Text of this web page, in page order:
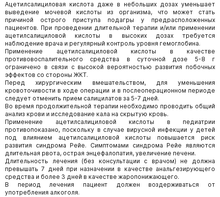
Ацетилсалициловая кислота даже в небольших дозах уменьшает
выведение мочевой кислоты из организма, что может стать
причиной острого приступа подагры у предрасположенных
пациентов. При проведении длительной терапии и/или применении
ацетилсалициловой кислоты в высоких дозах требуется
наблюдение врача и регулярный контроль уровня гемоглобина.
Применение ацетилсалициловой кислоты в качестве
противовоспалительного средства в суточной дозе 5-8 г
ограничено в связи с высокой вероятностью развития побочных
эффектов со стороны ЖКТ.
Перед хирургическим вмешательством, для уменьшения
кровоточивости в ходе операции и в послеоперационном периоде
следует отменить прием салицилатов за 5-7 дней.
Во время продолжительной терапии необходимо проводить общий
анализ крови и исследование кала на скрытую кровь.
Применение ацетилсалициловой кислоты в педиатрии
противопоказано, поскольку в случае вирусной инфекции у детей
под влиянием ацетилсалициловой кислоты повышается риск
развития синдрома Рейе. Симптомами синдрома Рейе являются
длительная рвота, острая энцефалопатия, увеличение печени.
Длительность лечения (без консультации с врачом) не должна
превышать 7 дней при назначении в качестве анальгезирующего
средства и более 3 дней в качестве жаропонижающего.
В период лечения пациент должен воздерживаться от
употребления алкоголя.